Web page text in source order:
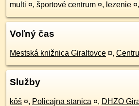
multi ¤, športové centrum ¤, lezenie ¤,
Voľný čas
Mestská knižnica Giraltovce ¤,
Služby
kôš ¤, Policajna stanica ¤, DHZO